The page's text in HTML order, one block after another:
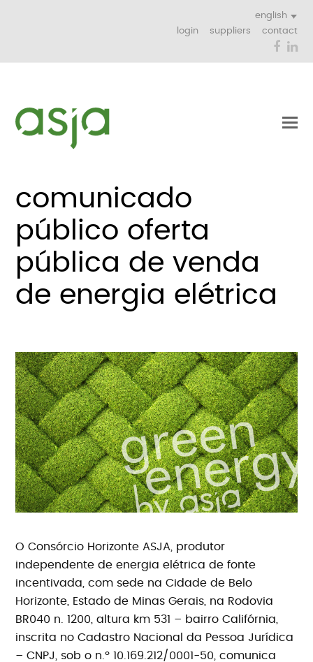
english
login
suppliers contact
comunicado
público oferta
pública de venda
de energia elétrica
O Consórcio Horizonte ASJA, produtor
independente de energia elétrica de fonte
incentivada, com sede na Cidade de Belo
Horizonte, Estado de Minas Gerais, na Rodovia
BR040 n. 1200, altura km 531 – bairro Califórnia,
inscrita no Cadastro Nacional da Pessoa Jurídica
– CNPJ, sob o n.º 10.169.212/0001-50, comunica